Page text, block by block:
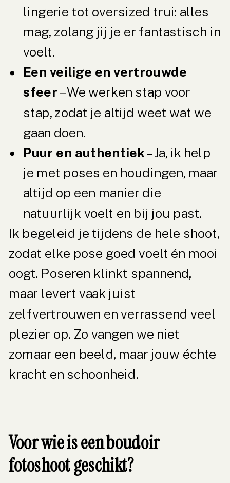
lingerie tot oversized trui: alles
mag, zolang jij je er fantastisch in
voelt.
Een veilige en vertrouwde
sfeer – We werken stap voor
stap, zodat je altijd weet wat we
gaan doen.
Puur en authentiek– Ja, ik help
je met poses en houdingen, maar
altijd op een manier die
natuurlijk voelt en bij jou past.
Ik begeleid je tijdens de hele shoot,
zodat elke pose goed voelt én mooi
oogt. Poseren klinkt spannend,
maar levert vaak juist
zelfvertrouwen en verrassend veel
plezier op. Zo vangen we niet
zomaar een beeld, maar jouw échte
kracht en schoonheid.
Voor wie is een boudoir
fotoshoot geschikt?